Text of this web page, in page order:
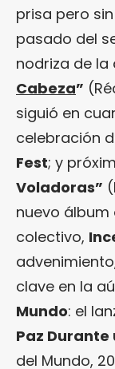
prisa pero
pasado del
nodriza de
Cabeza”
siguió en
celebración
Fest; y
Voladoras”
nuevo
colectivo,
clave en la
Mundo: el
Paz
del Mundo,